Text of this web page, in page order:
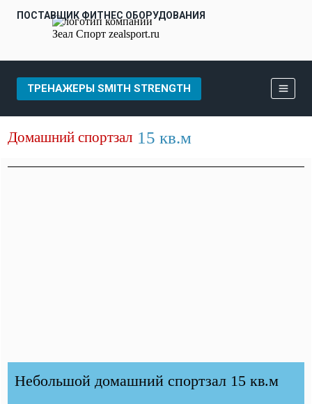
ПОСТАВЩИК ФИТНЕС ОБОРУДОВАНИЯ
ТРЕНАЖЕРЫ SMITH STRENGTH
Домашний спортзал 15 кв.м
Небольшой домашний спортзал 15 кв.м